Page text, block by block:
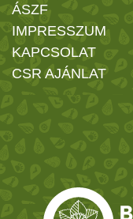
ÁSZF
IMPRESSZUM
KAPCSOLAT
CSR AJÁNLAT